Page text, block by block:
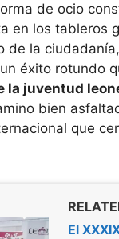
de ocio
en los tableros
de la
éxito rotundo
la juventud
bien
que
El